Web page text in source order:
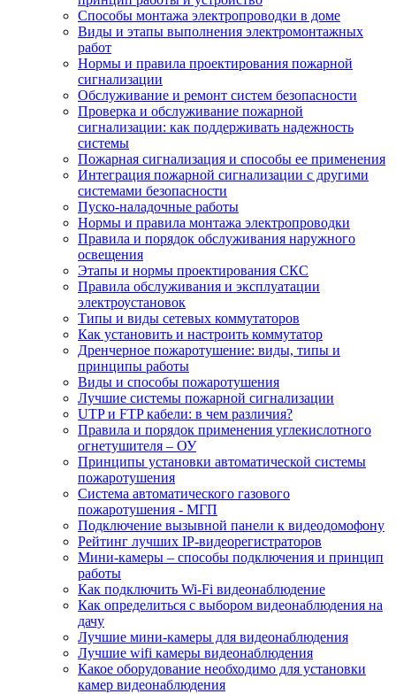
Способы монтажа электропроводки в доме
Виды и этапы выполнения электромонтажных
работ
Нормы и правила проектирования пожарной
сигнализации
Обслуживание и ремонт систем безопасности
Проверка и обслуживание пожарной
сигнализации: как поддерживать надежность
системы
Пожарная сигнализация и способы ее применения
Интеграция пожарной сигнализации с другими
системами безопасности
Пуско-наладочные работы
Нормы и правила монтажа электропроводки
Правила и порядок обслуживания наружного
освещения
Этапы и нормы проектирования СКС
Правила обслуживания и эксплуатации
электроустановок
Типы и виды сетевых коммутаторов
Как установить и настроить коммутатор
Дренчерное пожаротушение: виды, типы и
принципы работы
Виды и способы пожаротушения
Лучшие системы пожарной сигнализации
UTP и FTP кабели: в чем различия?
Правила и порядок применения углекислотного
огнетушителя – ОУ
Принципы установки автоматической системы
пожаротушения
Система автоматического газового
пожаротушения - МГП
Подключение вызывной панели к видеодомофону
Рейтинг лучших IP-видеорегистраторов
Мини-камеры – способы подключения и принцип
работы
Как подключить Wi-Fi видеонаблюдение
Как определиться с выбором видеонаблюдения на
дачу
Лучшие мини-камеры для видеонаблюдения
Лучшие wifi камеры видеонаблюдения
Какое оборудование необходимо для установки
камер видеонаблюдения